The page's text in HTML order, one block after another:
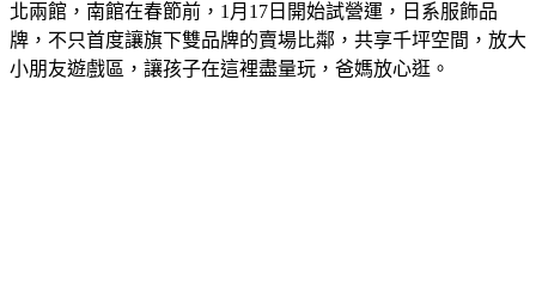
北兩館，南館在春節前，1月17日開始試營運，日系服飾品
牌，不只首度讓旗下雙品牌的賣場比鄰，共享千坪空間，放大
小朋友遊戲區，讓孩子在這裡盡量玩，爸媽放心逛。